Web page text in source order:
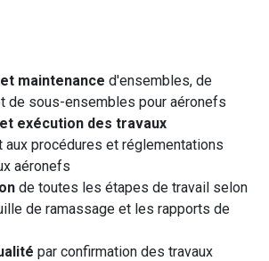
maintenance d'ensembles, de
de sous-ensembles pour aéronefs
exécution des travaux
aux procédures et réglementations
aéronefs
de toutes les étapes de travail selon
de ramassage et les rapports de
par confirmation des travaux